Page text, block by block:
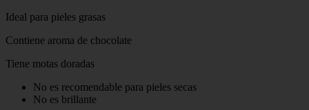
Ideal para pieles grasas
Contiene aroma de chocolate
Tiene motas doradas
No es recomendable para pieles secas
No es brillante